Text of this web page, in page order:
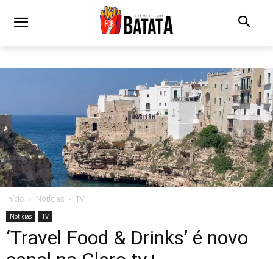
Início Notícias TV
Notícias TV
‘Travel Food & Drinks’ é novo